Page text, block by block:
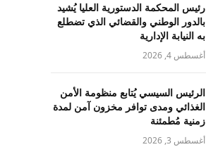
رئيس المحكمة الدستورية العليا يُشيد
بالدور الوطني والقضائي الذي تضطلع
به النيابة الإدارية
أغسطس 4, 2026
الرئيس السيسي يُتابع منظومة الأمن
الغذائي ومدى توافر مخزون آمن لمدة
زمنية مُطمئنة
أغسطس 3, 2026